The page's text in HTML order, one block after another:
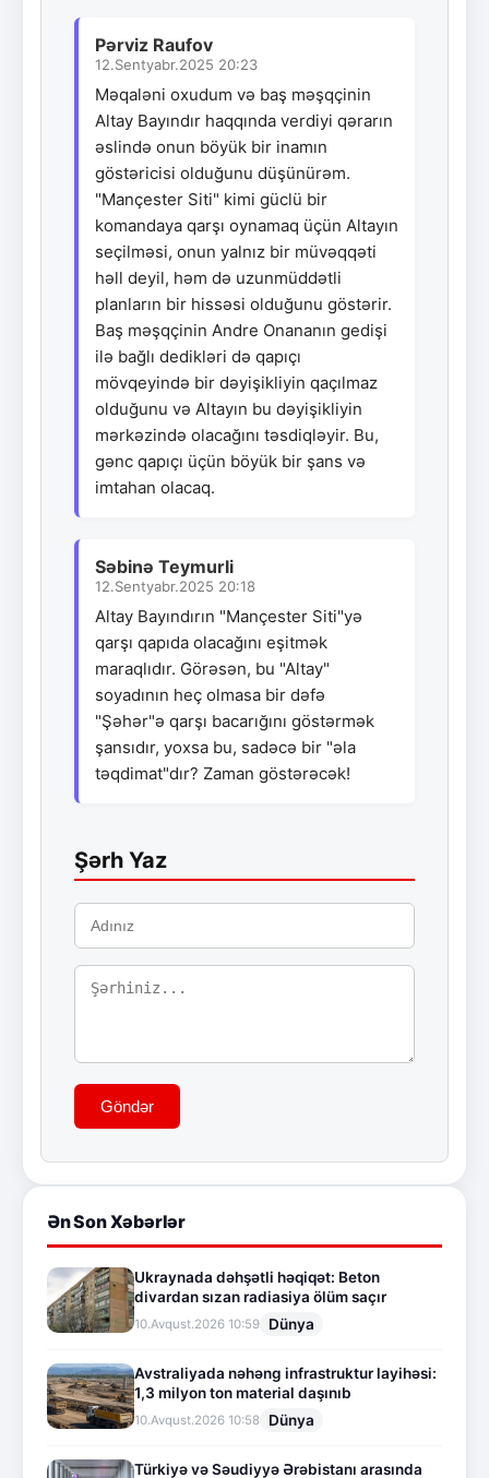
Pərviz Raufov
12.Sentyabr.2025 20:23
Məqaləni oxudum və baş məşqçinin
Altay Bayındır haqqında verdiyi qərarın
əslində onun böyük bir inamın
göstəricisi olduğunu düşünürəm.
"Mançester Siti" kimi güclü bir
komandaya qarşı oynamaq üçün Altayın
seçilməsi, onun yalnız bir müvəqqəti
həll deyil, həm də uzunmüddətli
planların bir hissəsi olduğunu göstərir.
Baş məşqçinin Andre Onananın gedişi
ilə bağlı dedikləri də qapıçı
mövqeyində bir dəyişikliyin qaçılmaz
olduğunu və Altayın bu dəyişikliyin
mərkəzində olacağını təsdiqləyir. Bu,
gənc qapıçı üçün böyük bir şans və
imtahan olacaq.
Səbinə Teymurli
12.Sentyabr.2025 20:18
Altay Bayındırın "Mançester Siti"yə
qarşı qapıda olacağını eşitmək
maraqlıdır. Görəsən, bu "Altay"
soyadının heç olmasa bir dəfə
"Şəhər"ə qarşı bacarığını göstərmək
şansıdır, yoxsa bu, sadəcə bir "əla
təqdimat"dır? Zaman göstərəcək!
Şərh Yaz
Göndər
Ən Son Xəbərlər
Ukraynada dəhşətli həqiqət: Beton
divardan sızan radiasiya ölüm saçır
10.Avqust.2026 10:59 Dünya
Avstraliyada nəhəng infrastruktur layihəsi:
1,3 milyon ton material daşınıb
10.Avqust.2026 10:58 Dünya
Türkiyə və Səudiyyə Ərəbistanı arasında